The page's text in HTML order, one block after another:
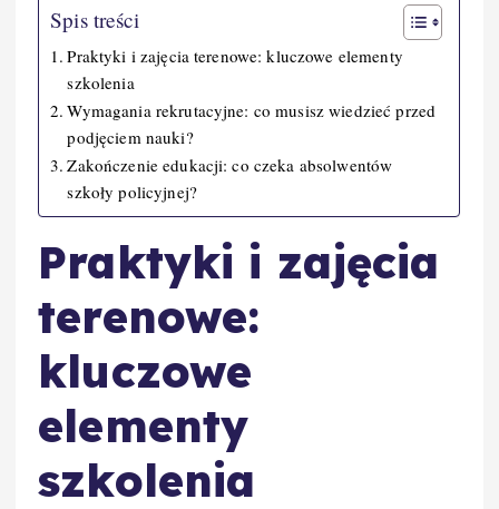
Spis treści
Praktyki i zajęcia terenowe: kluczowe elementy
szkolenia
Wymagania rekrutacyjne: co musisz wiedzieć przed
podjęciem nauki?
Zakończenie edukacji: co czeka absolwentów
szkoły policyjnej?
Praktyki i zajęcia
terenowe:
kluczowe
elementy
szkolenia